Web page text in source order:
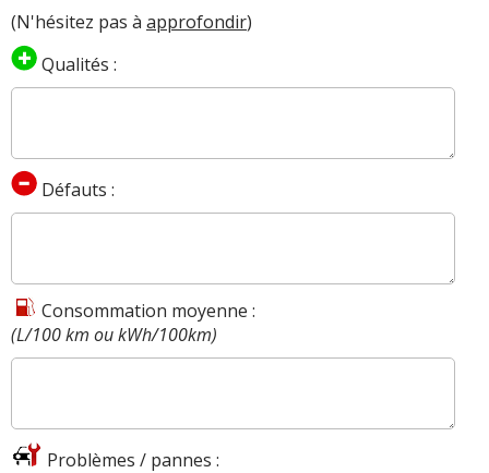
(N'hésitez pas à approfondir)
Qualités :
Défauts :
Consommation moyenne :
(L/100 km ou kWh/100km)
Problèmes / pannes :